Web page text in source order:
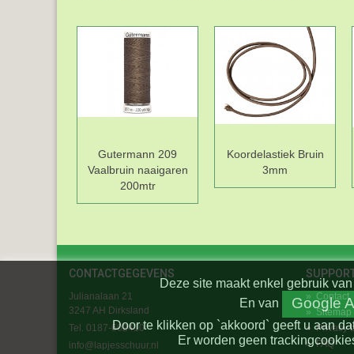
Gutermann 209
Vaalbruin naaigaren
200mtr
Koordelastiek Bruin
3mm
CONTACTGEGEVENS
Julianalaan 21
3247 AH Dirksland
Tel. 0187-602410
info@lapjesschuur.nl
» Contact
» Sitemap
»Privacy
»FAQ
Deze site maakt enkel gebruik
En van Google
Door te klikken op `akkoord` geeft u aan
Er worden geen